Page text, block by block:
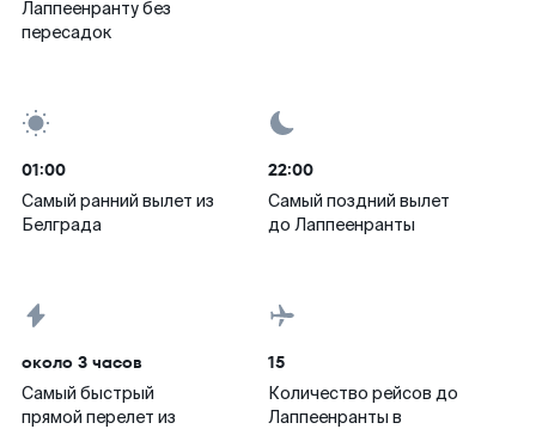
Лаппеенранту без
пересадок
01:00
Самый ранний вылет из
Белграда
22:00
Самый поздний вылет
до Лаппеенранты
около 3 часов
Самый быстрый
прямой перелет из
15
Количество рейсов до
Лаппеенранты в